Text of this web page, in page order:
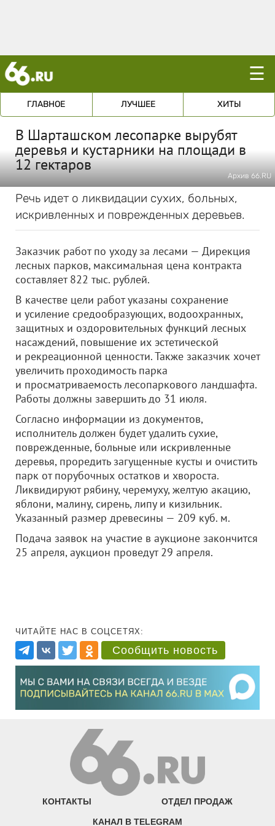
☰
ГЛАВНОЕ ЛУЧШЕЕ ХИТЫ
В Шарташском лесопарке вырубят
деревья и кустарники на площади в
12 гектаров
Архив 66.RU
Речь идет о ликвидации сухих, больных,
искривленных и поврежденных деревьев.
Заказчик работ по уходу за лесами — Дирекция
лесных парков, максимальная цена контракта
составляет 822 тыс. рублей.
В качестве цели работ указаны сохранение
и усиление средообразующих, водоохранных,
защитных и оздоровительных функций лесных
насаждений, повышение их эстетической
и рекреационной ценности. Также заказчик хочет
увеличить проходимость парка
и просматриваемость лесопаркового ландшафта.
Работы должны завершить до 31 июля.
Согласно информации из документов,
исполнитель должен будет удалить сухие,
поврежденные, больные или искривленные
деревья, проредить загущенные кусты и очистить
парк от порубочных остатков и хвороста.
Ликвидируют рябину, черемуху, желтую акацию,
яблони, малину, сирень, липу и кизильник.
Указанный размер древесины — 209 куб. м.
Подача заявок на участие в аукционе закончится
25 апреля, аукцион проведут 29 апреля.
ЧИТАЙТЕ НАС В СОЦСЕТЯХ:
Сообщить новость
КОНТАКТЫ ОТДЕЛ ПРОДАЖ
КАНАЛ В TELEGRAM